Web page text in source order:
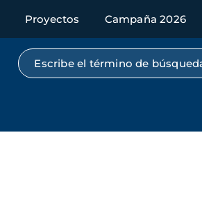
Proyectos Campaña 2026
Búsqueda por texto completo